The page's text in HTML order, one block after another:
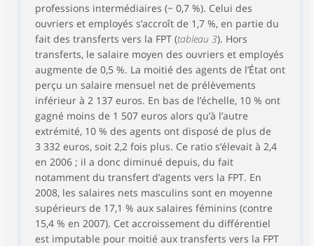
professions intermédiaires (− 0,7 %). Celui des
ouvriers et employés s’accroît de 1,7 %, en partie du
fait des transferts vers la FPT (tableau 3). Hors
transferts, le salaire moyen des ouvriers et employés
augmente de 0,5 %. La moitié des agents de l’État ont
perçu un salaire mensuel net de prélèvements
inférieur à 2 137 euros. En bas de l’échelle, 10 % ont
gagné moins de 1 507 euros alors qu’à l’autre
extrémité, 10 % des agents ont disposé de plus de
3 332 euros, soit 2,2 fois plus. Ce ratio s’élevait à 2,4
en 2006 ; il a donc diminué depuis, du fait
notamment du transfert d’agents vers la FPT. En
2008, les salaires nets masculins sont en moyenne
supérieurs de 17,1 % aux salaires féminins (contre
15,4 % en 2007). Cet accroissement du différentiel
est imputable pour moitié aux transferts vers la FPT